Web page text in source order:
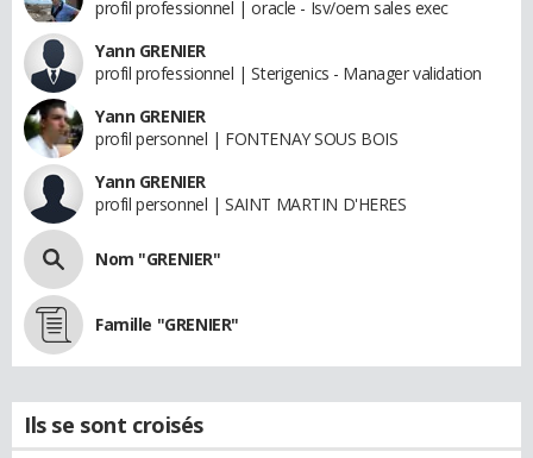
profil professionnel | oracle - Isv/oem sales exec
Yann GRENIER
profil professionnel | Sterigenics - Manager validation
Yann GRENIER
profil personnel | FONTENAY SOUS BOIS
Yann GRENIER
profil personnel | SAINT MARTIN D'HERES
Nom "GRENIER"
Famille "GRENIER"
Ils se sont croisés